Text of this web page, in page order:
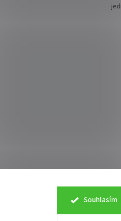
Souhlasím